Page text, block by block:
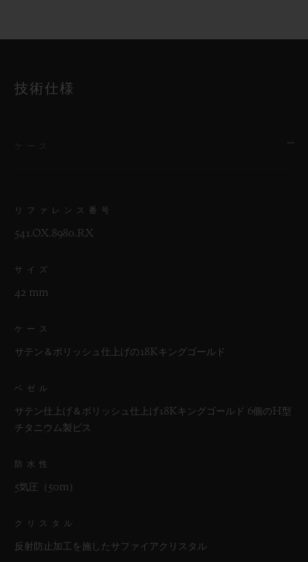
技術仕様
リファレンス番号
541.OX.8980.RX
サイズ
42 mm
ケース
サテン＆ポリッシュ仕上げの18Kキングゴールド
ベゼル
サテン仕上げ＆ポリッシュ仕上げ18Kキングゴールド 6個のH型
チタニウム製ビス
防水性
5気圧（50m）
クリスタル
反射防止加工を施したサファイアクリスタル